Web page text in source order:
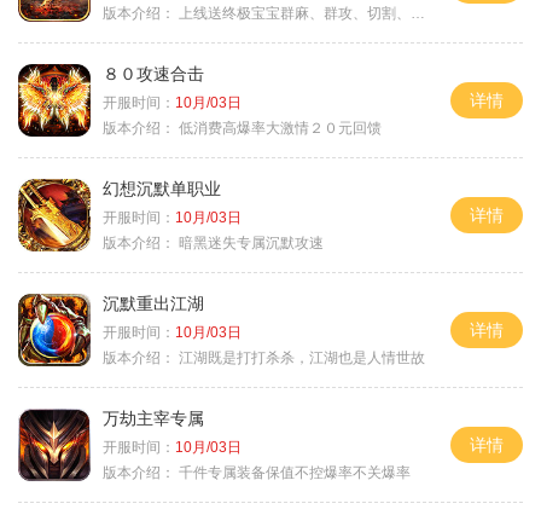
版本介绍：
上线送终极宝宝群麻、群攻、切割、吸血
８０攻速合击
开服时间： 10月/03日
版本介绍： 低消费高爆率大激情２０元回馈
详情
幻想沉默单职业
开服时间： 10月/03日
版本介绍：
暗黑迷失专属沉默攻速
详情
沉默重出江湖
开服时间： 10月/03日
版本介绍： 江湖既是打打杀杀，江湖也是人情世故
详情
万劫主宰专属
开服时间： 10月/03日
版本介绍： 千件专属装备保值不控爆率不关爆率
详情